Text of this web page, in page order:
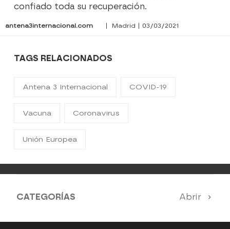
confiado toda su recuperación.
antena3internacional.com | Madrid | 03/03/2021
TAGS RELACIONADOS
Antena 3 Internacional COVID-19
Vacuna Coronavirus
Unión Europea
CATEGORÍAS Abrir
Antena 3 Noticias El Hormiguero